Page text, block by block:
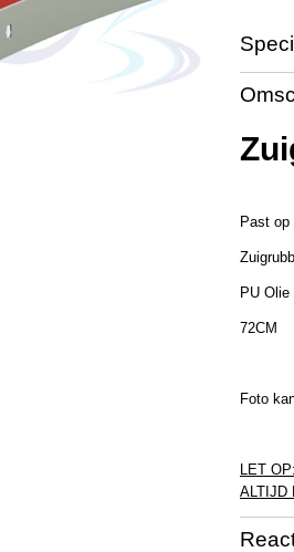
Past
PU
72CM
Foto
LET
ALTIJD